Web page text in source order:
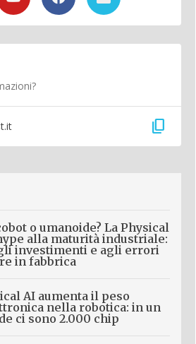
content_copy
o umanoide? La Physical
alla maturità industriale:
investimenti e agli errori
in fabbrica
AI aumenta il peso
nella robotica: in un
ci sono 2.000 chip